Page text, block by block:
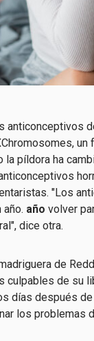
anticonceptivos
píldora ha
"Los
año volver
dice otra.
de
culpables de su
días después
los problemas